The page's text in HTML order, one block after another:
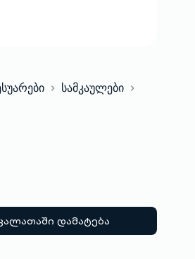
სამკაულები
დამატება